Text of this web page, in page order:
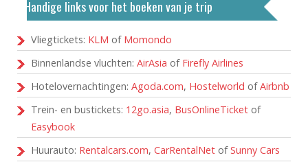
Handige links voor het boeken van je trip
Vliegtickets: KLM of Momondo
Binnenlandse vluchten: AirAsia of Firefly Airlines
Hotelovernachtingen: Agoda.com, Hostelworld ofAirbnb
Trein- en bustickets: 12go.asia, BusOnlineTicket of
Easybook
Huurauto: Rentalcars.com, CarRentalNet ofSunny Cars